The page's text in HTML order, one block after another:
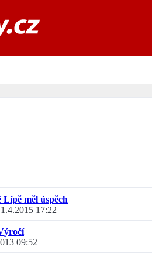
měl úspěch
1.4.2015 17:22
09:52